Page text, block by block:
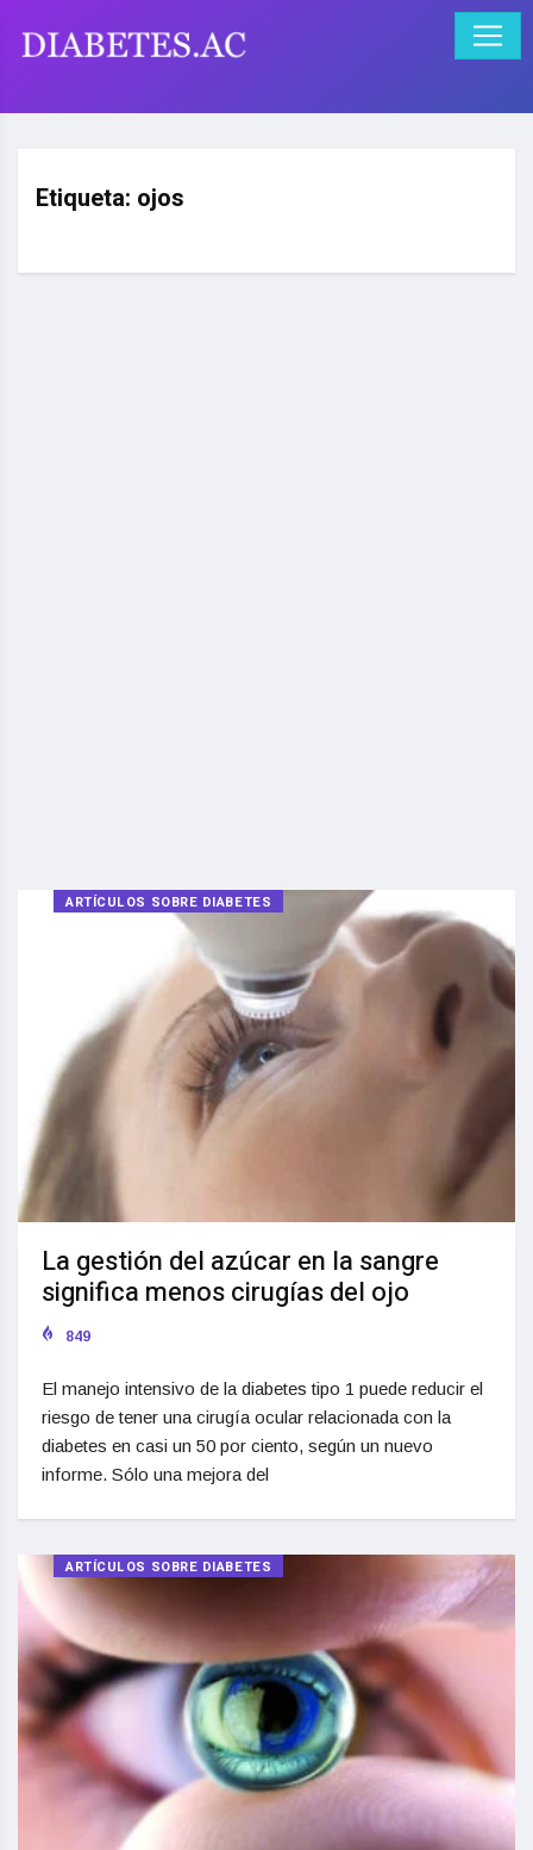
Etiqueta: ojos
ARTÍCULOS SOBRE DIABETES
La gestión del azúcar en la sangre
significa menos cirugías del ojo
849
El manejo intensivo de la diabetes tipo 1 puede reducir el
riesgo de tener una cirugía ocular relacionada con la
diabetes en casi un 50 por ciento, según un nuevo
informe. Sólo una mejora del
ARTÍCULOS SOBRE DIABETES